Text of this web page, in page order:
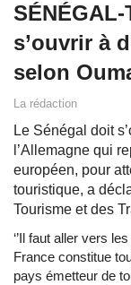
s’ouvrir à
selon
La rédaction
Le Sénégal doit
l’Allemagne qui
européen, pour
touristique, a
Tourisme et des
‘’Il faut aller vers
France constitue
pays émetteur de